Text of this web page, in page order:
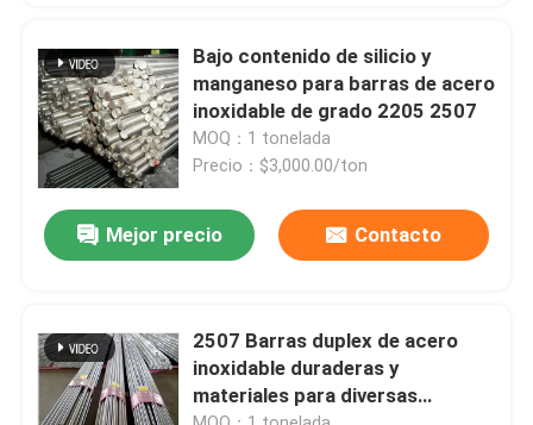
Bajo contenido de silicio y
manganeso para barras de acero
inoxidable de grado 2205 2507
MOQ：1 tonelada
Precio：$3,000.00/ton
Mejor precio Contacto
2507 Barras duplex de acero
inoxidable duraderas y
materiales para diversas